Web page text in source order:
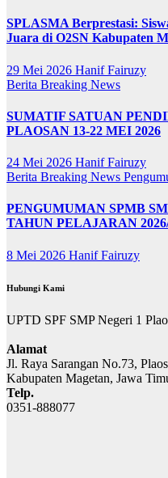
SPLASMA Berprestasi:
Juara di O2SN Kabupaten
29 Mei 2026 Hanif Fairuzy
Berita Breaking News
SUMATIF SATUAN
PLAOSAN 13-22 MEI 2026
24 Mei 2026 Hanif Fairuzy
Berita Breaking News
PENGUMUMAN SPMB
TAHUN PELAJARAN
8 Mei 2026 Hanif Fairuzy
Hubungi Kami
UPTD SPF SMP Negeri 1
Alamat
Jl. Raya Sarangan No.73,
Kabupaten Magetan, Jawa
Telp.
0351-888077